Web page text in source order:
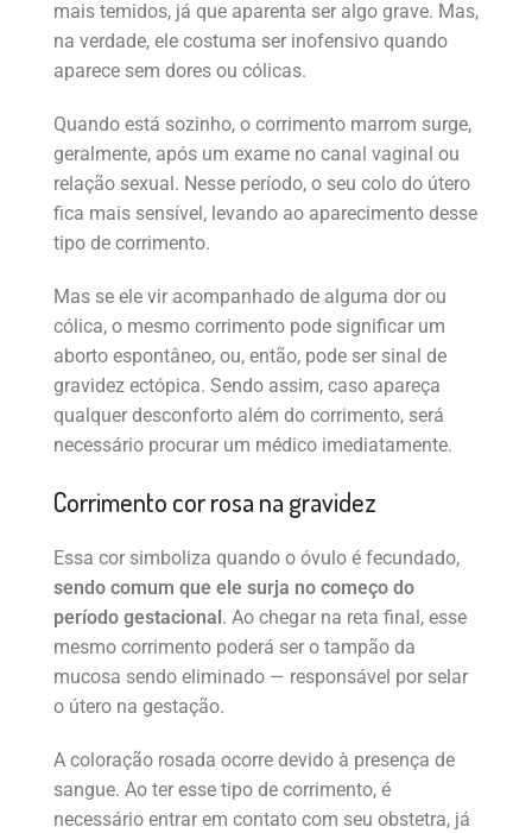
mais temidos, já que aparenta ser algo grave. Mas,
na verdade, ele costuma ser inofensivo quando
aparece sem dores ou cólicas.
Quando está sozinho, o corrimento marrom surge,
geralmente, após um exame no canal vaginal ou
relação sexual. Nesse período, o seu colo do útero
fica mais sensível, levando ao aparecimento desse
tipo de corrimento.
Mas se ele vir acompanhado de alguma dor ou
cólica, o mesmo corrimento pode significar um
aborto espontâneo, ou, então, pode ser sinal de
gravidez ectópica. Sendo assim, caso apareça
qualquer desconforto além do corrimento, será
necessário procurar um médico imediatamente.
Corrimento cor rosa na gravidez
Essa cor simboliza quando o óvulo é fecundado,
sendo comum que ele surja no começo do
período gestacional . Ao chegar na reta final, esse
mesmo corrimento poderá ser o tampão da
mucosa sendo eliminado — responsável por selar
o útero na gestação.
A coloração rosada ocorre devido à presença de
sangue. Ao ter esse tipo de corrimento, é
necessário entrar em contato com seu obstetra, já